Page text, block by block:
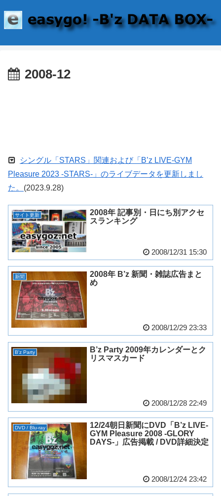
2008-12
シングル「STARS」関連および「B’z LIVE-GYM
Pleasure 2023 -STARS-」のライブデータを更新しまし
た。 (2023.9.28)
サイト更新
2008年 記事別・日にち別アクセ
スランキング
2008/12/31 15:30
新聞
2008年 B’z 新聞・雑誌広告まと
め
2008/12/29 23:33
B'z Party
B’z Party 2009年カレンダーとク
リスマスカード
2008/12/28 22:49
DVD / Blu-ray
12/24朝日新聞にDVD「B’z LIVE-
GYM Pleasure 2008 -GLORY
DAYS-」広告掲載 / DVD詳細決定
2008/12/24 23:42